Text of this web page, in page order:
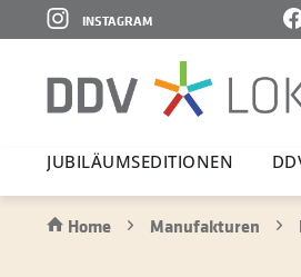
INSTAGRAM
JUBI­LÄ­UMS­E­DI­TIONEN
Home Manufakturen